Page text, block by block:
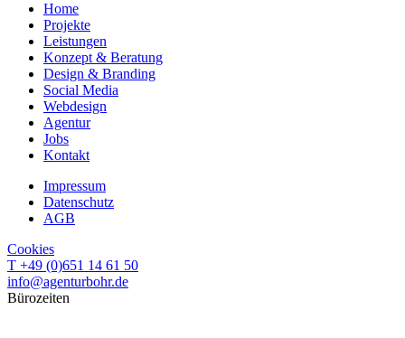
Home
Projekte
Leistungen
Konzept & Beratung
Design & Branding
Social Media
Webdesign
Agentur
Jobs
Kontakt
Impressum
Datenschutz
AGB
Cookies
T +49 (0)651 14 61 50
info@agenturbohr.de
Bürozeiten